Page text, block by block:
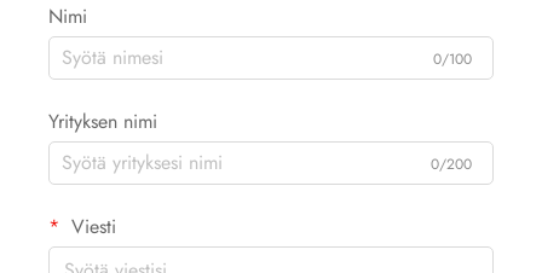
Nimi
0/100
Yrityksen nimi
0/200
Viesti